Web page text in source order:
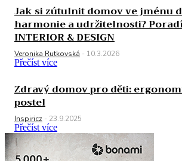
Jak si zútulnit domov ve jménu
harmonie a udržitelnosti?
INTERIOR & DESIGN
Veronika Rutkovská - 10.3.2026
Přečíst více
Zdravý domov pro děti:
postel
Inspiricz - 23.9.2025
Přečíst více